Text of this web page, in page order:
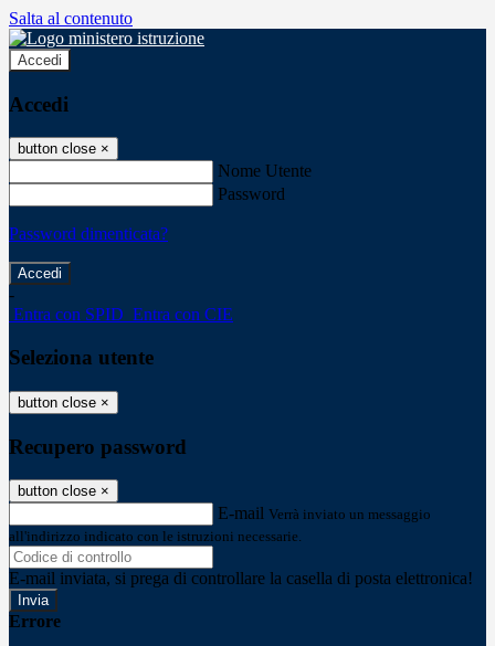
Salta al contenuto
Accedi
Accedi
button close ×
Nome Utente
Password
Password dimenticata?
-
Entra con SPID Entra con CIE
Seleziona utente
button close ×
Recupero password
button close ×
E-mail Verrà inviato un messaggio
all'indirizzo indicato con le istruzioni necessarie.
E-mail inviata, si prega di controllare la casella di posta elettronica!
Errore